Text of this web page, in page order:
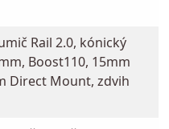
Rail 2.0, kónický
Boost110, 15mm
Direct Mount, zdvih